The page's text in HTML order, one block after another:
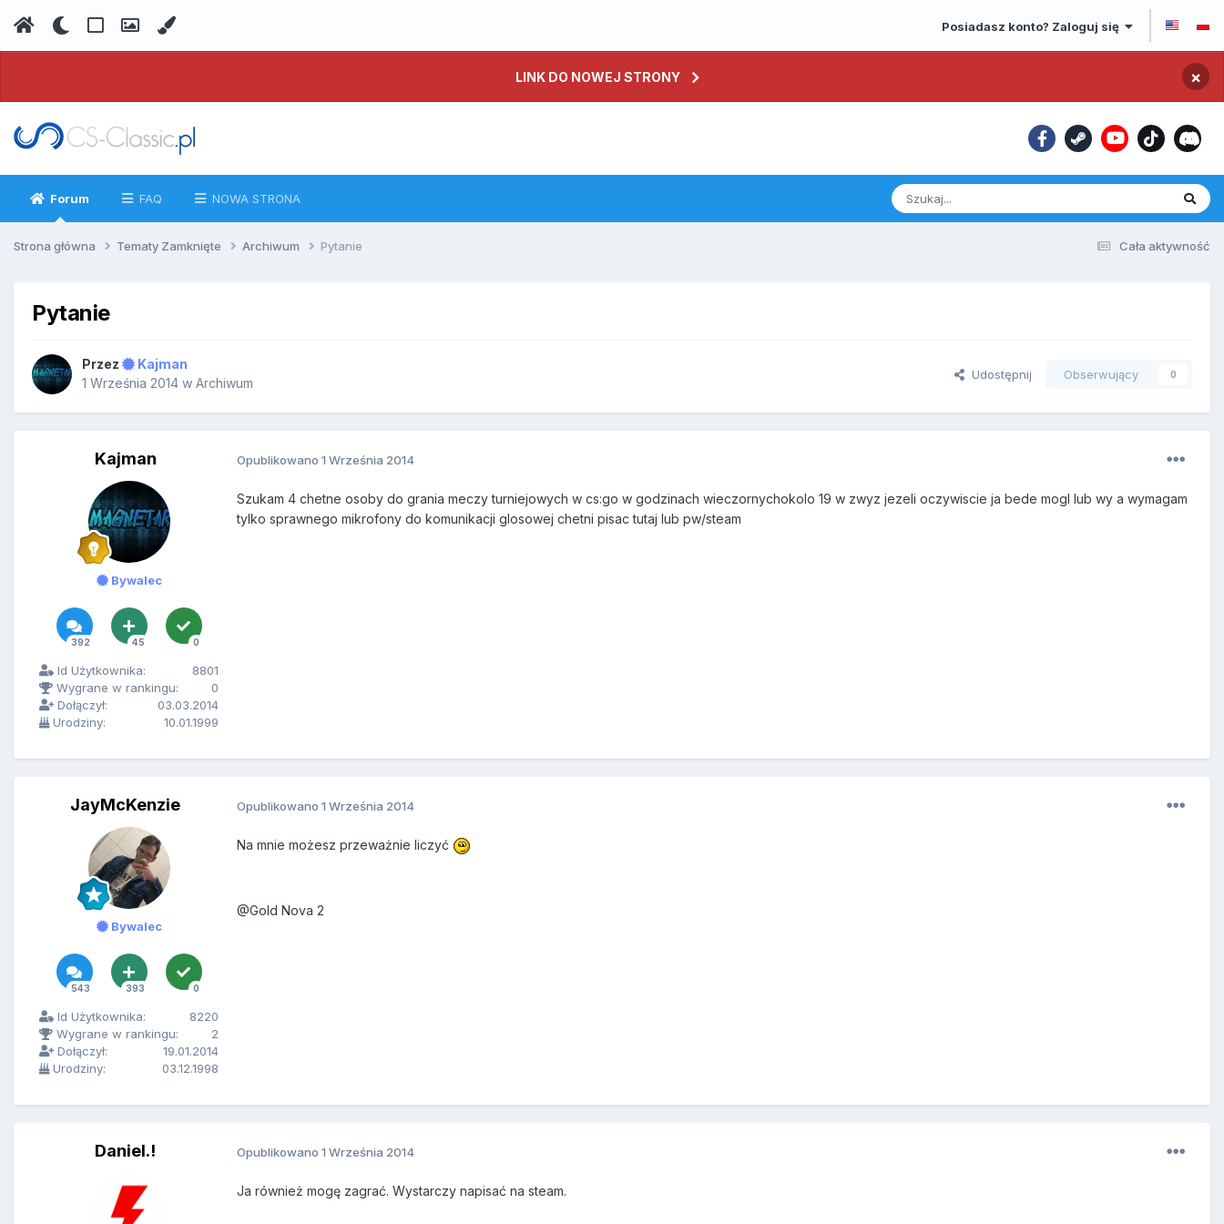
Posiadasz konto? Zaloguj się
LINK DO NOWEJ STRONY ×
Forum FAQ NOWA STRONA
Cała aktywność
Strona główna Tematy Zamknięte Archiwum Pytanie
Pytanie
Przez
Kajman
1 Września 2014 w Archiwum
Udostępnij Obserwujący 0
Kajman
Bywalec
392 45 0
Id Użytkownika:
8801
Wygrane w rankingu:
0
Dołączył:
03.03.2014
Urodziny:
10.01.1999
Opublikowano 1 Września 2014
Szukam 4 chetne osoby do grania meczy turniejowych w cs:go w godzinach wieczornychokolo 19 w zwyz jezeli oczywiscie ja bede mogl lub wy a wymagam
tylko sprawnego mikrofony do komunikacji glosowej chetni pisac tutaj lub pw/steam
JayMcKenzie
Bywalec
543 393 0
Id Użytkownika:
8220
Wygrane w rankingu:
2
Dołączył:
19.01.2014
Urodziny:
03.12.1998
Opublikowano 1 Września 2014
Na mnie możesz przeważnie liczyć
@Gold Nova 2
Daniel.! Opublikowano 1 Września 2014
Ja również mogę zagrać. Wystarczy napisać na steam.